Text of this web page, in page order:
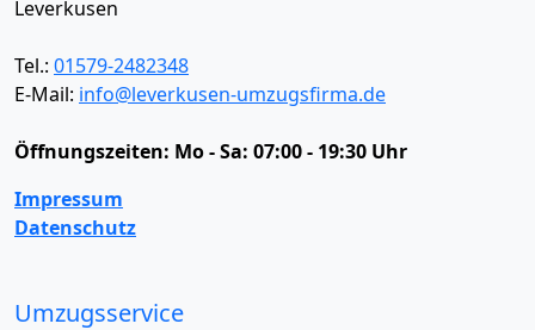
Leverkusen
Tel.: 01579-2482348
E-Mail: info@leverkusen-umzugsfirma.de
Öffnungszeiten: Mo - Sa: 07:00 - 19:30 Uhr
Impressum
Datenschutz
Umzugsservice